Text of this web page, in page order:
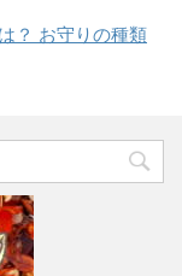
？ お守りの種類